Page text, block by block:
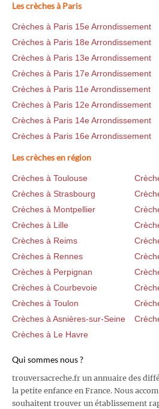
Les crèches à Paris
Crèches à Paris 15e Arrondissement
Crèches à Paris 18e Arrondissement
Crèches à Paris 13e Arrondissement
Crèches à Paris 17e Arrondissement
Crèches à Paris 11e Arrondissement
Crèches à Paris 12e Arrondissement
Crèches à Paris 14e Arrondissement
Crèches à Paris 16e Arrondissement
Les crèches en région
Crèches à Toulouse
Crèches à Strasbourg
Crèches à Montpellier
Crèches à Lille
Crèches à Reims
Crèches à Rennes
Crèches à Perpignan
Crèches à Courbevoie
Crèches à Toulon
Crèches à Asnières-sur-Seine
Crèches à Le Havre
Qui sommes nous ?
trouversacreche.fr un annuaire des
la petite enfance en France. Nous
souhaitent trouver un établissement